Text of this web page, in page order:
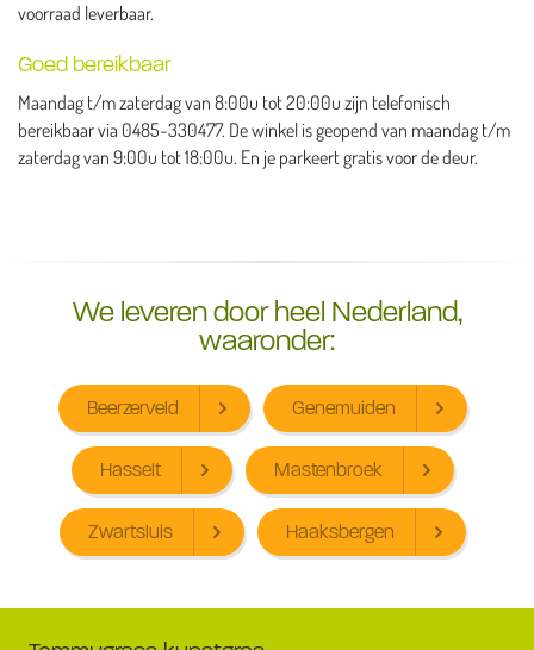
voorraad leverbaar.
Goed bereikbaar
Maandag t/m zaterdag van 8:00u tot 20:00u zijn telefonisch
bereikbaar via 0485-330477. De winkel is geopend van maandag t/m
zaterdag van 9:00u tot 18:00u. En je parkeert gratis voor de deur.
We leveren door heel Nederland,
waaronder:
Beerzerveld Genemuiden
Hasselt Mastenbroek
Zwartsluis Haaksbergen